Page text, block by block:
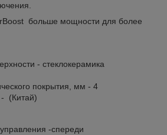
больше мощности для более
- стеклокерамика
покрытия, мм - 4
- (Китай)
-спереди